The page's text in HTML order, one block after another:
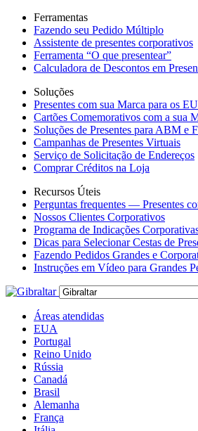
Ferramentas
Fazendo seu Pedido Múltiplo
Assistente de presentes corporativos
Ferramenta “O que presentear”
Calculadora de Descontos em
Soluções
Presentes com sua Marca para os
Cartões Comemorativos com a sua
Soluções de Presentes para ABM e
Campanhas de Presentes Virtuais
Serviço de Solicitação de Endereços
Comprar Créditos na Loja
Recursos Úteis
Perguntas frequentes — Presentes
Nossos Clientes Corporativos
Programa de Indicações
Dicas para Selecionar Cestas de
Fazendo Pedidos Grandes e
Instruções em Vídeo para Grandes
Áreas atendidas
EUA
Portugal
Reino Unido
Rússia
Canadá
Brasil
Alemanha
França